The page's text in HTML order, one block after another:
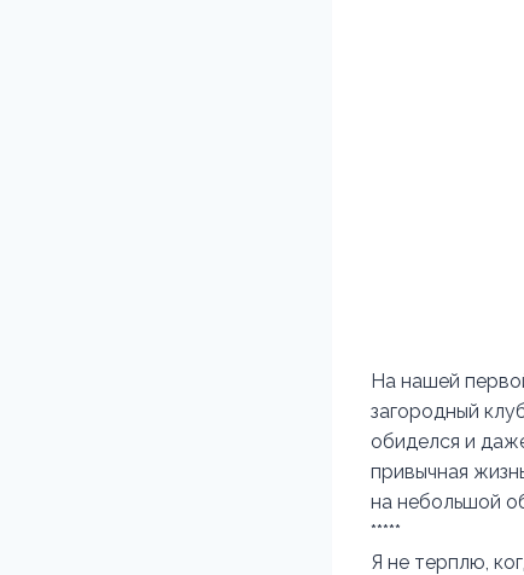
На нашей
загородный
обиделся и
привычная
на небольшой
*****
Я не терплю,